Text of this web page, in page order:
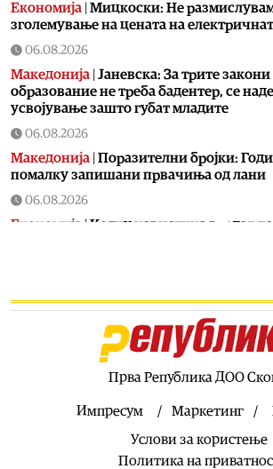
Економија Мицкоски: Не
зголемување на цената на
06.08.2026
Македонија Јаневска: За трите
образование не треба бадентер, се
усвојување зашто губат младите
06.08.2026
Македонија Поразителни бројки:
помалку запишани првачиња од лани
06.08.2026
Економија |Колку навистина вредат
Хроника|Од вчера се трага по 11-
На Бујар Османи сега му
06.08.2026
35 години независност на
август „Меморија“, „Мизар“ и
Прва Република ДОО
Импресум Маркетинг
Услови за користење
Политика на